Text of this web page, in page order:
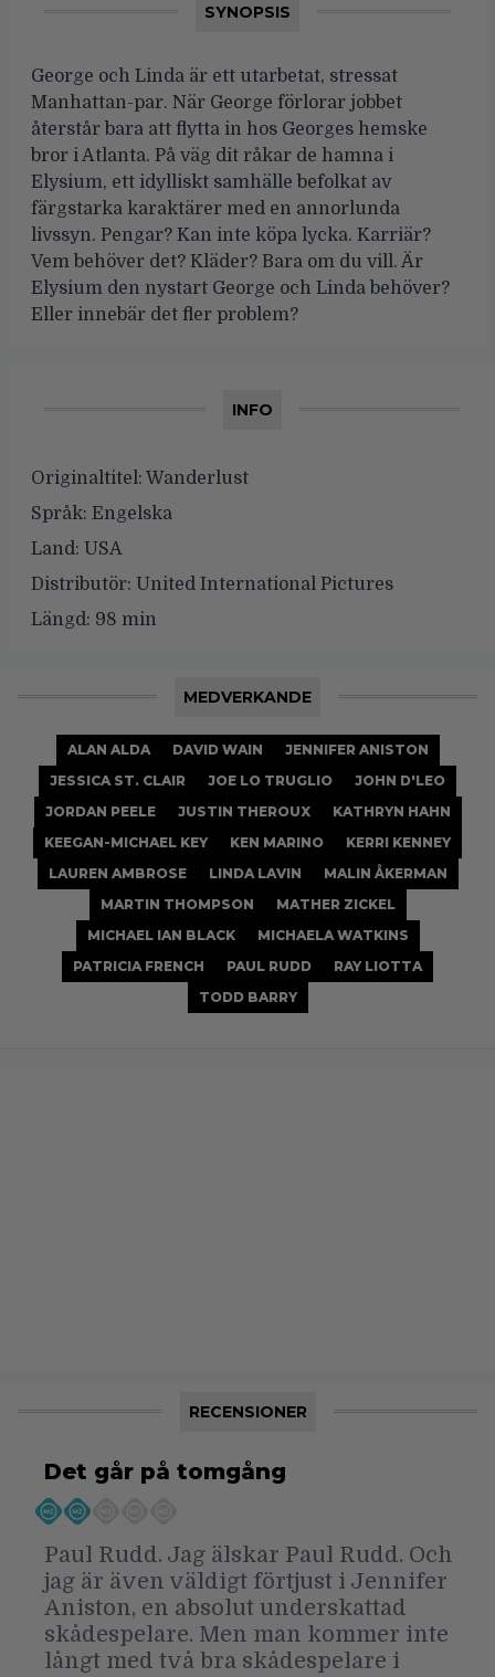
SYNOPSIS
George och Linda är ett utarbetat, stressat
Manhattan-par. När George förlorar jobbet
återstår bara att flytta in hos Georges hemske
bror i Atlanta. På väg dit råkar de hamna i
Elysium, ett idylliskt samhälle befolkat av
färgstarka karaktärer med en annorlunda
livssyn. Pengar? Kan inte köpa lycka. Karriär?
Vem behöver det? Kläder? Bara om du vill. Är
Elysium den nystart George och Linda behöver?
Eller innebär det fler problem?
INFO
Originaltitel: Wanderlust
Språk: Engelska
Land: USA
Distributör: United International Pictures
Längd: 98 min
MEDVERKANDE
ALAN ALDA DAVID WAIN
JENNIFER ANISTON
JESSICA ST. CLAIR
JOE LO TRUGLIO
JOHN D'LEO
JORDAN PEELE
JUSTIN THEROUX
KATHRYN HAHN
KEEGAN-MICHAEL KEY
KEN MARINO
KERRI KENNEY
LAUREN AMBROSE
LINDA LAVIN
MALIN ÅKERMAN
MARTIN THOMPSON
MATHER ZICKEL
MICHAEL IAN BLACK
MICHAELA WATKINS
PATRICIA FRENCH
PAUL RUDD
RAY LIOTTA
TODD BARRY
RECENSIONER
Det går på tomgång
Paul Rudd. Jag älskar Paul Rudd. Och
jag är även väldigt förtjust i Jennifer
Aniston, en absolut underskattad
skådespelare. Men man kommer inte
långt med två bra skådespelare i